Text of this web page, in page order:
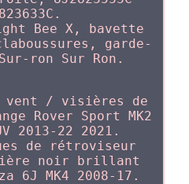
Bee X, bavette
garde-
ron Sur Ron.
vent / visières de
Rover Sport MK2
2013-22 2021.
de rétroviseur
noir brillant
6J MK4 2008-17.